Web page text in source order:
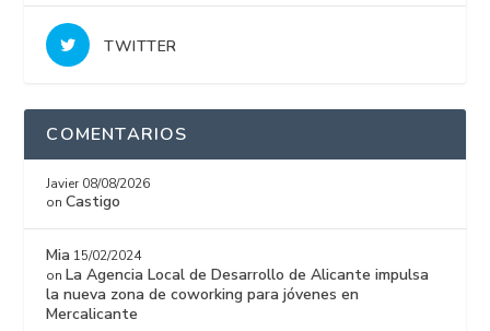
TWITTER
COMENTARIOS
Javier 08/08/2026
onCastigo
Mia 15/02/2024
on La Agencia Local de Desarrollo de Alicante impulsa
la nueva zona de coworking para jóvenes en
Mercalicante